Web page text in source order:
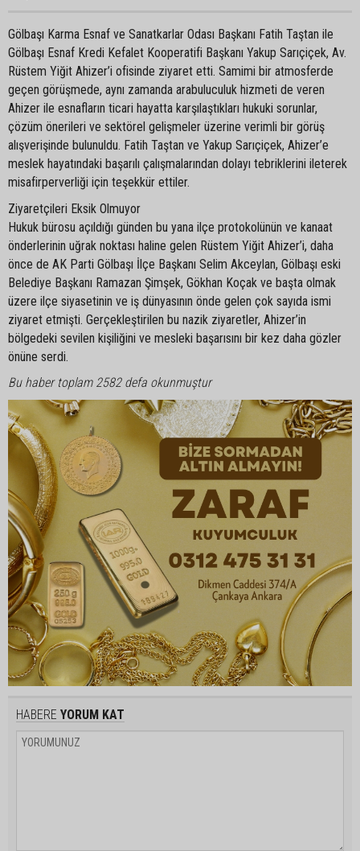
Gölbaşı Karma Esnaf ve Sanatkarlar Odası Başkanı Fatih Taştan ile
Gölbaşı Esnaf Kredi Kefalet Kooperatifi Başkanı Yakup Sarıçiçek, Av.
Rüstem Yiğit Ahizer’i ofisinde ziyaret etti. Samimi bir atmosferde
geçen görüşmede, aynı zamanda arabuluculuk hizmeti de veren
Ahizer ile esnafların ticari hayatta karşılaştıkları hukuki sorunlar,
çözüm önerileri ve sektörel gelişmeler üzerine verimli bir görüş
alışverişinde bulunuldu. Fatih Taştan ve Yakup Sarıçiçek, Ahizer’e
meslek hayatındaki başarılı çalışmalarından dolayı tebriklerini ileterek
misafirperverliği için teşekkür ettiler.
Ziyaretçileri Eksik Olmuyor
Hukuk bürosu açıldığı günden bu yana ilçe protokolünün ve kanaat
önderlerinin uğrak noktası haline gelen Rüstem Yiğit Ahizer’i, daha
önce de AK Parti Gölbaşı İlçe Başkanı Selim Akceylan, Gölbaşı eski
Belediye Başkanı Ramazan Şimşek, Gökhan Koçak ve başta olmak
üzere ilçe siyasetinin ve iş dünyasının önde gelen çok sayıda ismi
ziyaret etmişti. Gerçekleştirilen bu nazik ziyaretler, Ahizer’in
bölgedeki sevilen kişiliğini ve mesleki başarısını bir kez daha gözler
önüne serdi.
Bu haber toplam 2582 defa okunmuştur
HABERE YORUM KAT